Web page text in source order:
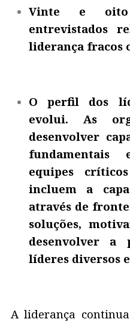
Vinte e
entrevistados
liderança fracos
O perfil dos
evolui. As
desenvolver
equipes
incluem a
através de
soluções,
desenvolver a
líderes diversos
A liderança